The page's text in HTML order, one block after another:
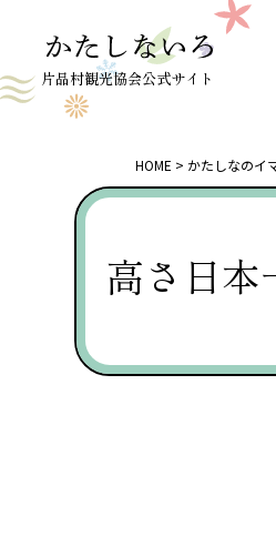
片品村観光協会公式サイト
HOME かたしなのイ
高さ日